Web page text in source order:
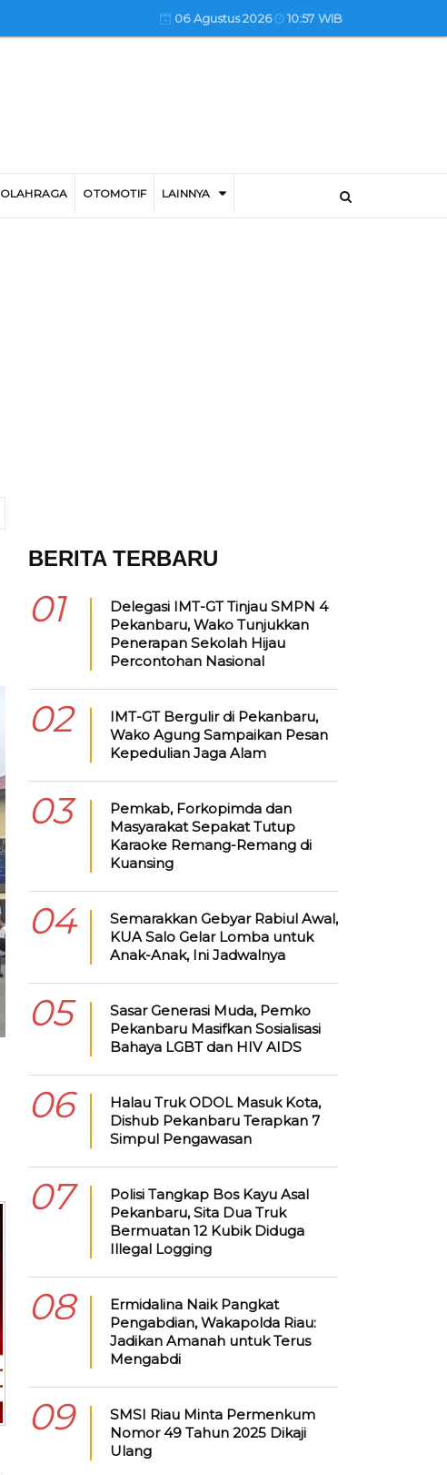
06 Agustus 2026 10:57 WIB
OLAHRAGA OTOMOTIF LAINNYA
BERITA TERBARU
01
Delegasi IMT-GT Tinjau SMPN 4
Pekanbaru, Wako Tunjukkan
Penerapan Sekolah Hijau
Percontohan Nasional
02
IMT-GT Bergulir di Pekanbaru,
Wako Agung Sampaikan Pesan
Kepedulian Jaga Alam
03
Pemkab, Forkopimda dan
Masyarakat Sepakat Tutup
Karaoke Remang-Remang di
Kuansing
04
Semarakkan Gebyar Rabiul Awal,
KUA Salo Gelar Lomba untuk
Anak-Anak, Ini Jadwalnya
05
Sasar Generasi Muda, Pemko
Pekanbaru Masifkan Sosialisasi
Bahaya LGBT dan HIV AIDS
06
Halau Truk ODOL Masuk Kota,
Dishub Pekanbaru Terapkan 7
Simpul Pengawasan
07
Polisi Tangkap Bos Kayu Asal
Pekanbaru, Sita Dua Truk
Bermuatan 12 Kubik Diduga
Illegal Logging
08
Ermidalina Naik Pangkat
Pengabdian, Wakapolda Riau:
Jadikan Amanah untuk Terus
Mengabdi
09
SMSI Riau Minta Permenkum
Nomor 49 Tahun 2025 Dikaji
Ulang